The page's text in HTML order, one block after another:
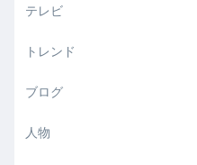
テレビ
トレンド
ブログ
人物